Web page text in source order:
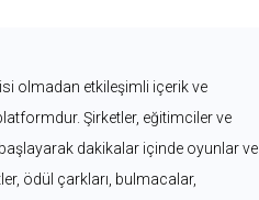
olmadan etkileşimli içerik ve
Şirketler, eğitimciler ve
başlayarak dakikalar içinde oyunlar ve
ödül çarkları, bulmacalar,